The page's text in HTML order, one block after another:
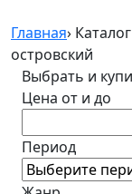
Главная›
островский
Выбрать и
Цена от и до
Период